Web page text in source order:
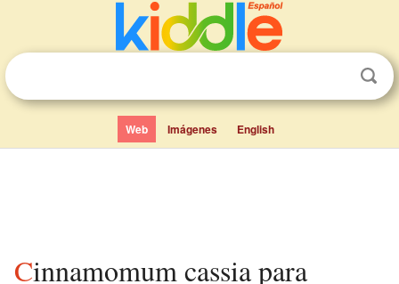
Web Imágenes English
Cinnamomum cassia para